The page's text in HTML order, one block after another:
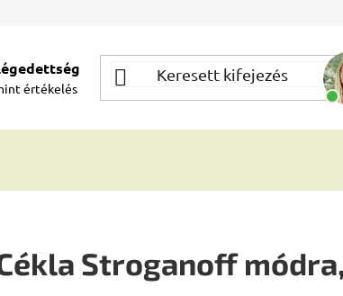
értékelés
Stroganoff